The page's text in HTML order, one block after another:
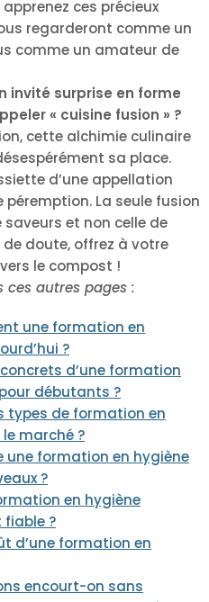
ces précieux
regarderont comme un
comme un amateur de
invité surprise en forme
« cuisine fusion » ?
cette alchimie culinaire
sa place.
d’une appellation
La seule fusion
et non celle de
doute, offrez à votre
le compost !
autres pages :
une formation en
?
d’une formation
débutants ?
types de formation en
marché ?
une formation en hygiène
?
en hygiène
fiable ?
d’une formation en
encourt-on sans